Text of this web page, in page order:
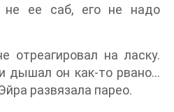
не ее саб, его не надо
отреагировал на ласку.
дышал он как-то рвано…
развязала парео.